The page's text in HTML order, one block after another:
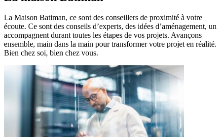
La Maison Batiman, ce sont des conseillers de proximité à votre
écoute. Ce sont des conseils d’experts, des idées d’aménagement, un
accompagnent durant toutes les étapes de vos projets. Avançons
ensemble, main dans la main pour transformer votre projet en réalité.
Bien chez soi, bien chez vous.